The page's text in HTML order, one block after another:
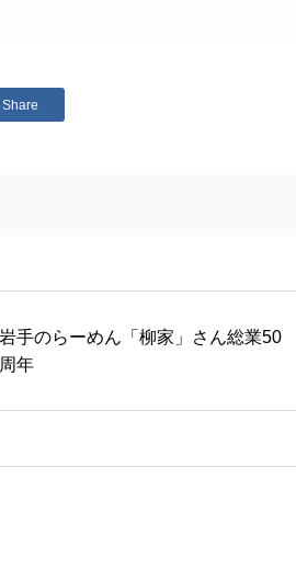
Share
岩手のらーめん「柳家」さん総業50
周年